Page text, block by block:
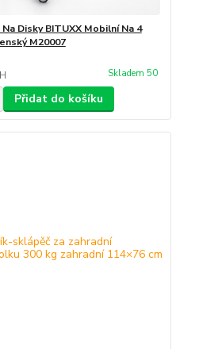
Disky BITUXX Mobilní Na 4
M20007
Skladem 50
Přidat do košíku